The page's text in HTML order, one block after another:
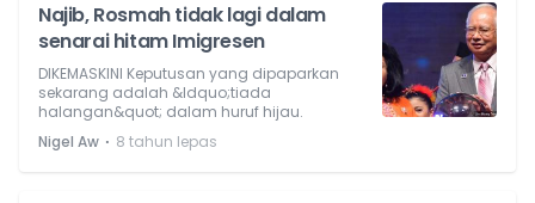
Najib, Rosmah tidak lagi dalam
senarai hitam Imigresen
DIKEMASKINI Keputusan yang dipaparkan
sekarang adalah &ldquo;tiada
halangan&quot; dalam huruf hijau.
Nigel Aw ⋅ 8 tahun lepas